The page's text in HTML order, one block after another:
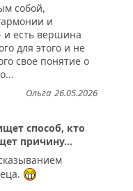
собой,
и
и есть вершина
для этого и не
свое понятие о
26.05.2026
Ольга
способ, кто
причину...